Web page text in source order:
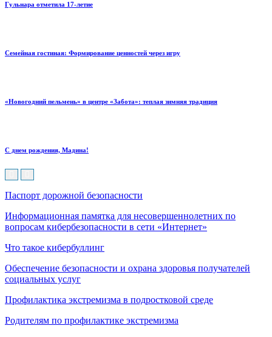
Гульнара отметила 17‑летие
Семейная гостиная: Формирование ценностей через игру
«Новогодний пельмень» в центре «Забота»: теплая зимняя традиция
С днем рождения, Мадина!
Паспорт дорожной безопасности
Информационная памятка для несовершеннолетних по
вопросам кибербезопасности в сети «Интернет»
Что такое кибербуллинг
Обеспечение безопасности и охрана здоровья получателей
социальных услуг
Профилактика экстремизма в подростковой среде
Родителям по профилактике экстремизма